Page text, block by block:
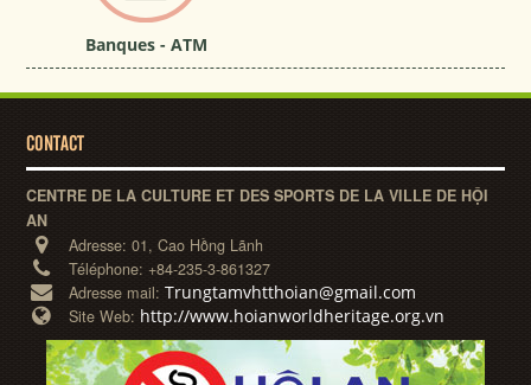
Banques - ATM
CONTACT
CENTRE DE LA CULTURE ET DES SPORTS DE LA VILLE DE HỘI
AN
Adresse:01, Cao Hồng Lãnh
Téléphone:+84-235-3-861327
Adresse mail:Trungtamvhtthoian@gmail.com
Site Web: http://www.hoianworldheritage.org.vn